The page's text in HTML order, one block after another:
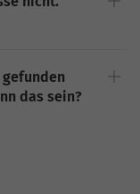
das sein?